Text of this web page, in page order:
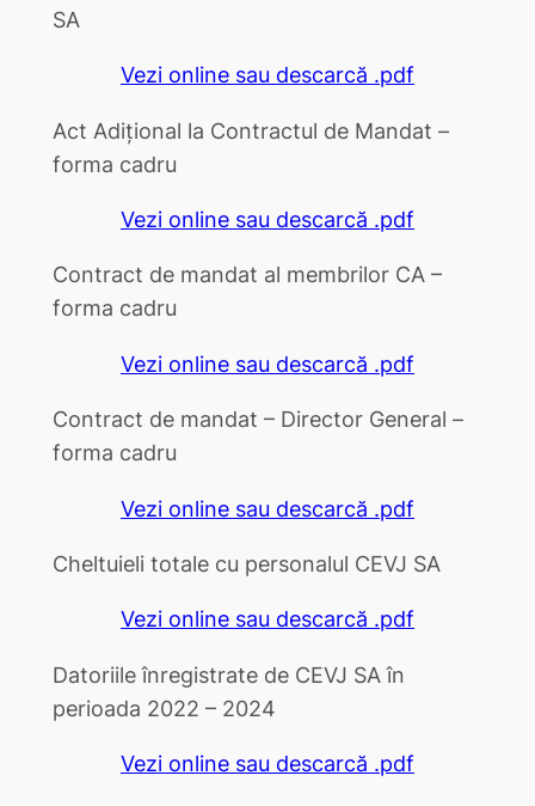
SA
Vezi online sau descarcă .pdf
Act Adițional la Contractul de Mandat –
forma cadru
Vezi online sau descarcă .pdf
Contract de mandat al membrilor CA –
forma cadru
Vezi online sau descarcă .pdf
Contract de mandat – Director General –
forma cadru
Vezi online sau descarcă .pdf
Cheltuieli totale cu personalul CEVJ SA
Vezi online sau descarcă .pdf
Datoriile înregistrate de CEVJ SA în
perioada 2022 – 2024
Vezi online sau descarcă .pdf